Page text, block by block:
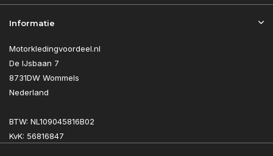
Informatie
Motorkledingvoordeel.nl
De IJsbaan 7
8731DW Wommels
Nederland
BTW: NL109045816B02
KvK: 56816847